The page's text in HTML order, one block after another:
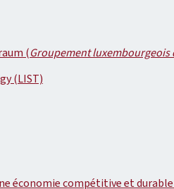
(Groupement
(LIST)
économie compétitive et